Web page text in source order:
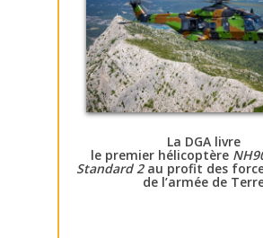
La DGA livre
le premier hélicoptère
Standard 2au profit des
de l’armée de